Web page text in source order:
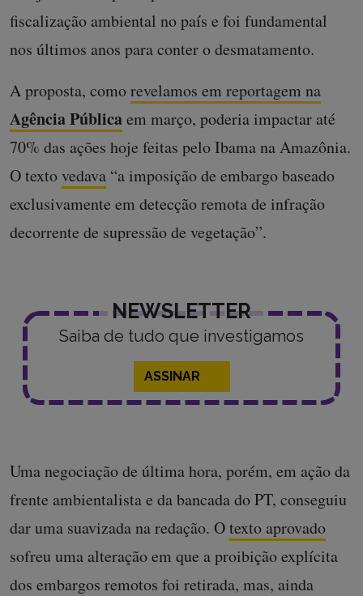
fiscalização ambiental no país e foi fundamental
nos últimos anos para conter o desmatamento.
A proposta, comorevelamos em reportagem na
Agência Públicaem março, poderia impactar até
70% das ações hoje feitas pelo Ibama na Amazônia.
O textovedava “a imposição de embargo baseado
exclusivamente em detecção remota de infração
decorrente de supressão de vegetação”.
NEWSLETTER
Saiba de tudo que investigamos
ASSINAR
Uma negociação de última hora, porém, em ação da
frente ambientalista e da bancada do PT, conseguiu
dar uma suavizada na redação. Otexto aprovado
sofreu uma alteração em que a proibição explícita
dos embargos remotos foi retirada, mas, ainda